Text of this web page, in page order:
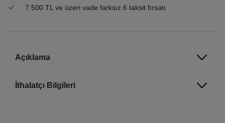
7.500 TL ve üzeri vade farksız 6 taksit fırsatı
Açıklama
İthalatçı Bilgileri